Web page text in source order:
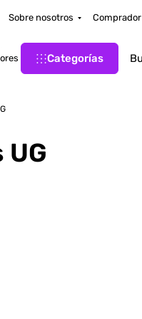
Sobre nosotros Comprador
Categorías